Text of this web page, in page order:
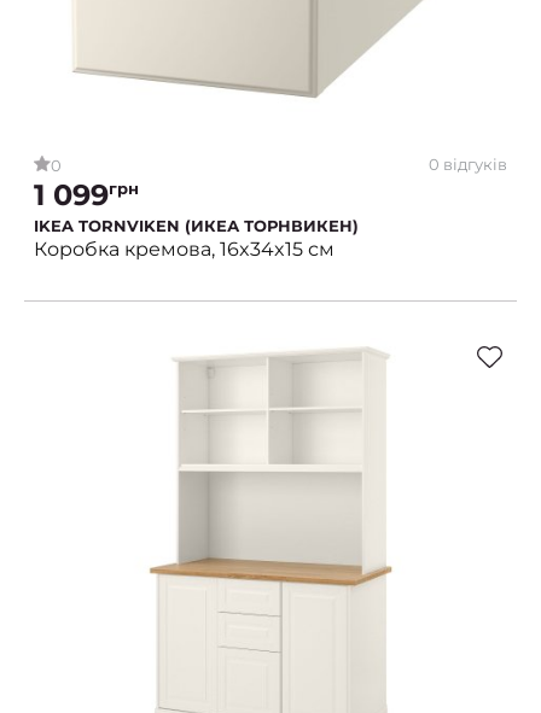
0 0 відгуків
1 099грн
IKEA TORNVIKEN (ИКЕА ТОРНВИКЕН)
Коробка кремова, 16x34x15 см